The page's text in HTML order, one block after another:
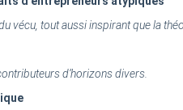
vécu, tout aussi inspirant que la
d’horizons divers.